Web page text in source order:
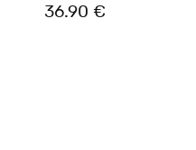
36.90 €